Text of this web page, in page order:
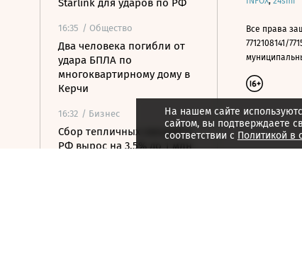
Starlink для ударов по РФ
16:35 / Общество
Два человека погибли от
удара БПЛА по
многоквартирному дому в
Керчи
16:32 / Бизнес
Сбор тепличных овощей в
РФ вырос на 3,5% до 1 млн
На нашем сайте
сайтом, вы подтверждаете
соответствии с Политикой в
Все права
7712108141/